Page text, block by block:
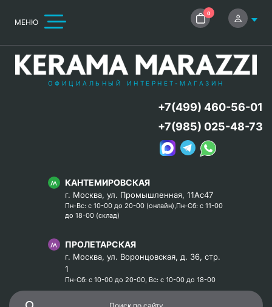
МЕНЮ
0
ОФИЦИАЛЬНЫЙ ИНТЕРНЕТ-МАГАЗИН
КАНТЕМИРОВСКАЯ
г. Москва, ул. Промышленная, 11Ас47
Пн-Вс: с 10-00 до 20-00 (онлайн),Пн-Сб: с 11-00
до 18-00 (склад)
ПРОЛЕТАРСКАЯ
г. Москва, ул. Воронцовская, д. 36, стр.
1
Пн-Сб: с 10-00 до 20-00, Вс: с 10-00 до 18-00
+7(499) 460-56-01
+7(985) 025-48-73